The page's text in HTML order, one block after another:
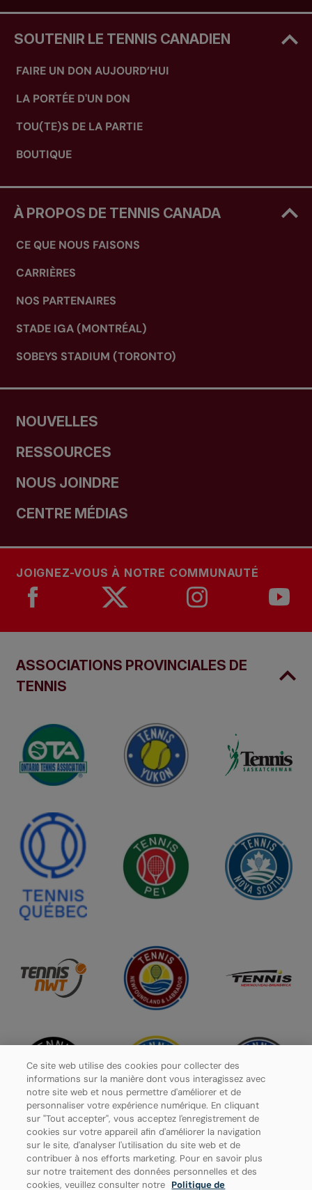
SOUTENIR LE TENNIS CANADIEN
FAIRE UN DON AUJOURD’HUI
LA PORTÉE D'UN DON
TOU(TE)S DE LA PARTIE
BOUTIQUE
À PROPOS DE TENNIS CANADA
CE QUE NOUS FAISONS
CARRIÈRES
NOS PARTENAIRES
STADE IGA (MONTRÉAL)
SOBEYS STADIUM (TORONTO)
NOUVELLES
RESSOURCES
NOUS JOINDRE
CENTRE MÉDIAS
JOIGNEZ-VOUS À NOTRE COMMUNAUTÉ
ASSOCIATIONS PROVINCIALES DE
TENNIS
Politique de confidentialité
Ce site web utilise des cookies pour collecter des
informations sur la manière dont vous interagissez avec
notre site web et nous permettre d'améliorer et de
personnaliser votre expérience numérique. En cliquant
sur "Tout accepter", vous acceptez l'enregistrement de
cookies sur votre appareil afin d'améliorer la navigation
sur le site, d'analyser l'utilisation du site web et de
contribuer à nos efforts marketing. Pour en savoir plus
sur notre traitement des données personnelles et des
cookies, veuillez consulter notre Politique de